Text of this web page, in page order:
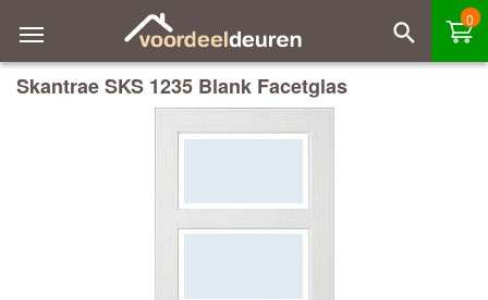
0
Skantrae SKS 1235 Blank Facetglas